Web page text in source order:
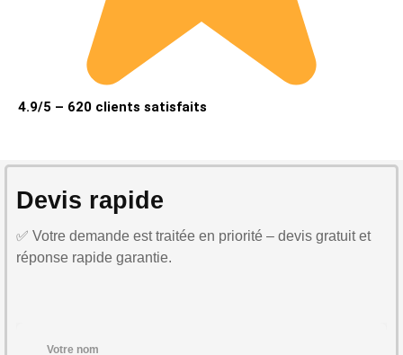
4.9/5 – 620 clients satisfaits
Devis rapide
✅ Votre demande est traitée en priorité – devis gratuit et
réponse rapide garantie.
Votre nom